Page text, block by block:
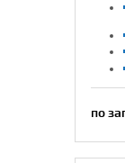
по